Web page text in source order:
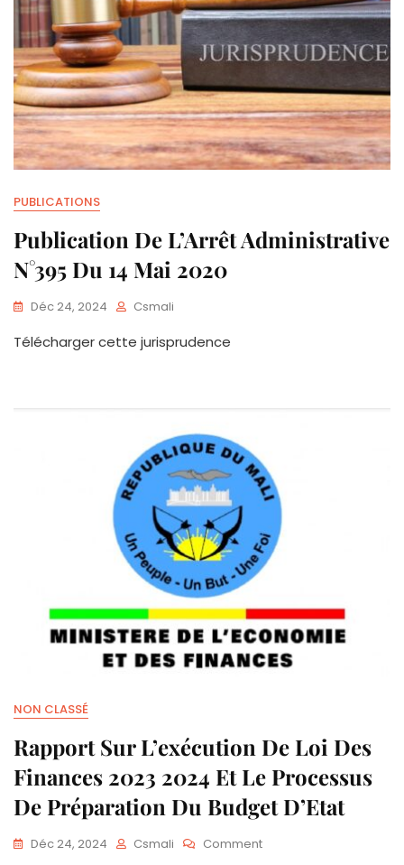
PUBLICATIONS
Publication De L’Arrêt Administrative
N°395 Du 14 Mai 2020
Déc 24, 2024 Csmali
Télécharger cette jurisprudence
NON CLASSÉ
Rapport Sur L’exécution De Loi Des
Finances 2023 2024 Et Le Processus
De Préparation Du Budget D’Etat
Déc 24, 2024 Csmali Comment